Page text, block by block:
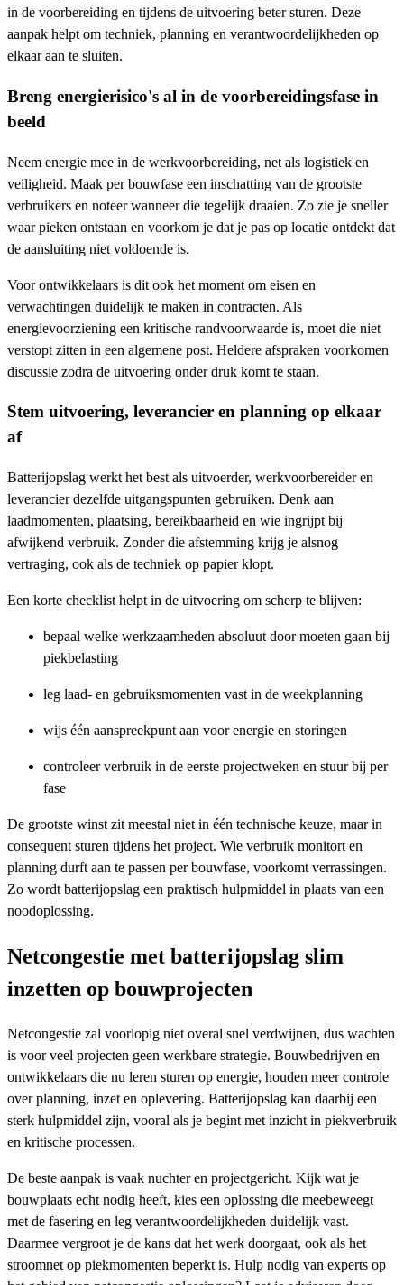
in de voorbereiding en tijdens de uitvoering beter sturen. Deze
aanpak helpt om techniek, planning en verantwoordelijkheden op
elkaar aan te sluiten.
Breng energierisico's al in de voorbereidingsfase in
beeld
Neem energie mee in de werkvoorbereiding, net als logistiek en
veiligheid. Maak per bouwfase een inschatting van de grootste
verbruikers en noteer wanneer die tegelijk draaien. Zo zie je sneller
waar pieken ontstaan en voorkom je dat je pas op locatie ontdekt dat
de aansluiting niet voldoende is.
Voor ontwikkelaars is dit ook het moment om eisen en
verwachtingen duidelijk te maken in contracten. Als
energievoorziening een kritische randvoorwaarde is, moet die niet
verstopt zitten in een algemene post. Heldere afspraken voorkomen
discussie zodra de uitvoering onder druk komt te staan.
Stem uitvoering, leverancier en planning op elkaar
af
Batterijopslag werkt het best als uitvoerder, werkvoorbereider en
leverancier dezelfde uitgangspunten gebruiken. Denk aan
laadmomenten, plaatsing, bereikbaarheid en wie ingrijpt bij
afwijkend verbruik. Zonder die afstemming krijg je alsnog
vertraging, ook als de techniek op papier klopt.
Een korte checklist helpt in de uitvoering om scherp te blijven:
bepaal welke werkzaamheden absoluut door moeten gaan bij
piekbelasting
leg laad- en gebruiksmomenten vast in de weekplanning
wijs één aanspreekpunt aan voor energie en storingen
controleer verbruik in de eerste projectweken en stuur bij per
fase
De grootste winst zit meestal niet in één technische keuze, maar in
consequent sturen tijdens het project. Wie verbruik monitort en
planning durft aan te passen per bouwfase, voorkomt verrassingen.
Zo wordt batterijopslag een praktisch hulpmiddel in plaats van een
noodoplossing.
Netcongestie met batterijopslag slim
inzetten op bouwprojecten
Netcongestie zal voorlopig niet overal snel verdwijnen, dus wachten
is voor veel projecten geen werkbare strategie. Bouwbedrijven en
ontwikkelaars die nu leren sturen op energie, houden meer controle
over planning, inzet en oplevering. Batterijopslag kan daarbij een
sterk hulpmiddel zijn, vooral als je begint met inzicht in piekverbruik
en kritische processen.
De beste aanpak is vaak nuchter en projectgericht. Kijk wat je
bouwplaats echt nodig heeft, kies een oplossing die meebeweegt
met de fasering en leg verantwoordelijkheden duidelijk vast.
Daarmee vergroot je de kans dat het werk doorgaat, ook als het
stroomnet op piekmomenten beperkt is. Hulp nodig van experts op